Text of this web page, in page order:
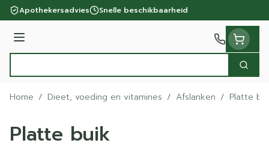
Ga naar de inhoud
Apothekersadvies Snelle beschikbaarheid
Menu
Zoek
Home / Dieet, voeding en vitamines / Afslanken / Platte
Platte buik